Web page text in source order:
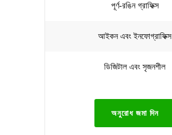
পূর্ণ-রঙিন গ্রাফিক্স
আইকন এবং ইনফোগ্রাফিক্স
ডিজিটাল এবং সৃজনশীল
অনুরোধ জমা দিন